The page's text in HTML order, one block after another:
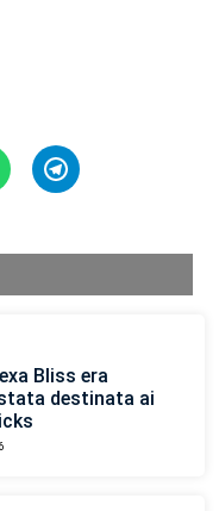
Bliss era
destinata ai